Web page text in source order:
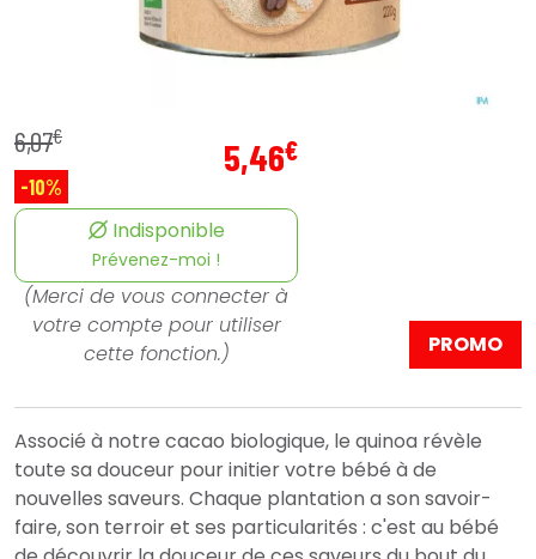
6,07€
-10%
5,46€
Indisponible
Prévenez-moi !
(Merci de vous connecter à
votre compte pour utiliser
cette fonction.)
PROMO
Associé à notre cacao biologique, le quinoa révèle
toute sa douceur pour initier votre bébé à de
nouvelles saveurs. Chaque plantation a son savoir-
faire, son terroir et ses particularités : c'est au bébé